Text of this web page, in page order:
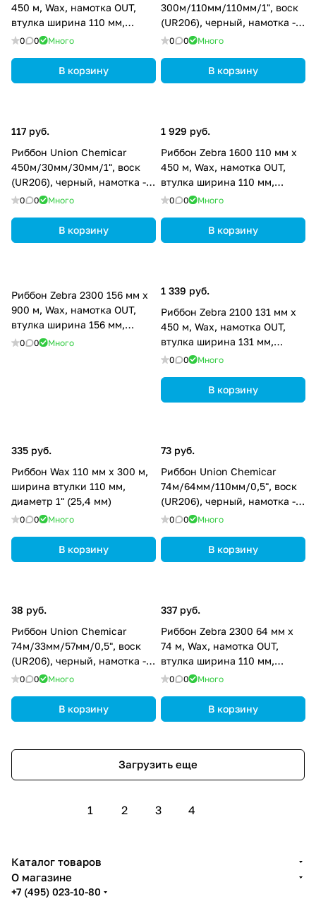
450 м, Wax, намотка OUT,
втулка ширина 110 мм,
диаметр 25,4 мм (1 дюйм),
0 0 Много
В корзину
300м/110мм/110мм/1", воск
(UR206), черный, намотка -
OUT, UR206-300-110-110-1
0 0 Много
В корзину
117 руб.
Риббон Union Chemicar
450м/30мм/30мм/1", воск
(UR206), черный, намотка -
OUT, UR206-450-30-30-1
0 0 Много
В корзину
1 929 руб.
Риббон Zebra 1600 110 мм х
450 м, Wax, намотка OUT,
втулка ширина 110 мм,
диаметр 25,4 мм (1 дюйм),
0 0 Много
В корзину
Риббон Zebra 2300 156 мм х
900 м, Wax, намотка OUT,
втулка ширина 156 мм,
диаметр 25,4 мм (1 дюйм),
0 0 Много
1 339 руб.
Риббон Zebra 2100 131 мм х
450 м, Wax, намотка OUT,
втулка ширина 131 мм,
диаметр 25,4 мм (1 дюйм),
0 0 Много
В корзину
335 руб.
Риббон Wax 110 мм х 300 м,
ширина втулки 110 мм,
диаметр 1" (25,4 мм)
0 0 Много
В корзину
73 руб.
Риббон Union Chemicar
74м/64мм/110мм/0,5", воск
(UR206), черный, намотка -
OUT, UR206-74-64-110-05
0 0 Много
В корзину
38 руб.
Риббон Union Chemicar
74м/33мм/57мм/0,5", воск
(UR206), черный, намотка -
OUT, UR206-74-33-57-05
0 0 Много
В корзину
337 руб.
Риббон Zebra 2300 64 мм х
74 м, Wax, намотка OUT,
втулка ширина 110 мм,
диаметр 12,5 мм (0,5 дюйма),
0 0 Много
В корзину
Загрузить еще
1 2 3 4
Каталог товаров
О магазине
+7 (495) 023-10-80